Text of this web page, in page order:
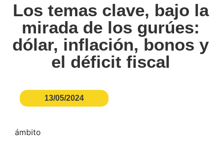
Los temas clave, bajo la
mirada de los gurúes:
dólar, inflación, bonos y
el déficit fiscal
13/05/2024
ámbito